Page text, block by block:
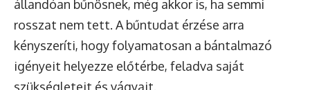
állandóan bűnösnek, még akkor is, ha semmi
rosszat nem tett. A bűntudat érzése arra
kényszeríti, hogy folyamatosan a bántalmazó
igényeit helyezze előtérbe, feladva saját
szükségleteit és vágyait.